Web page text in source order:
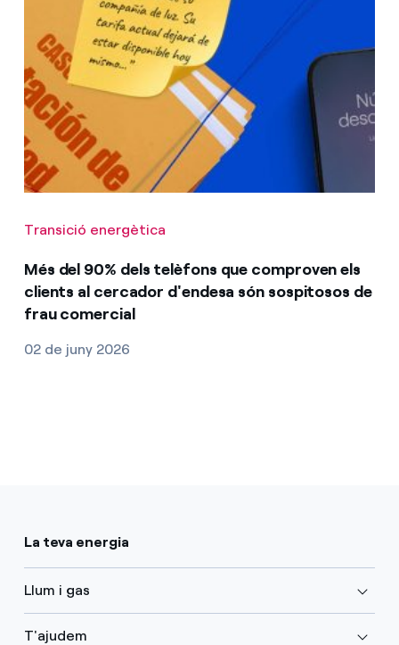
Transició energètica
Més del 90% dels telèfons que comproven els
clients al cercador d'endesa són sospitosos de
frau comercial
02 de juny 2026
La teva energia
Llum i gas
T'ajudem